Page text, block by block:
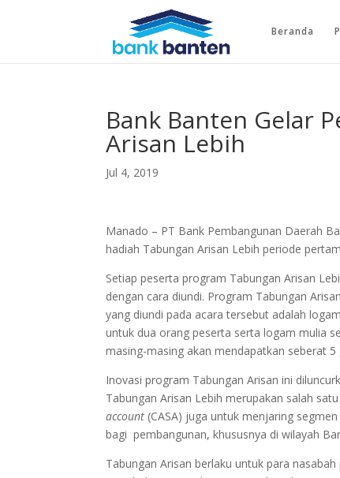
Beranda
Bank Banten Gelar
Arisan Lebih
Jul 4, 2019
Manado – PT Bank Pembangunan Daerah
hadiah Tabungan Arisan Lebih periode
Setiap peserta program Tabungan Arisan
dengan cara diundi. Program Tabungan
yang diundi pada acara tersebut adalah
untuk dua orang peserta serta logam mulia
masing-masing akan mendapatkan seberat
Inovasi program Tabungan Arisan ini
Tabungan Arisan Lebih merupakan salah
account (CASA) juga untuk menjaring
bagi pembangunan, khususnya di wilayah
Tabungan Arisan berlaku untuk para